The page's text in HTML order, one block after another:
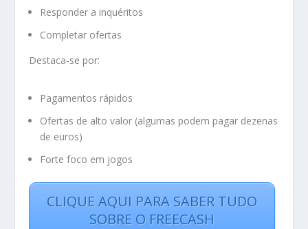
Responder a inquéritos
Completar ofertas
Destaca-se por:
Pagamentos rápidos
Ofertas de alto valor (algumas podem pagar dezenas
de euros)
Forte foco em jogos
CLIQUE AQUI PARA SABER TUDO
SOBRE O FREECASH